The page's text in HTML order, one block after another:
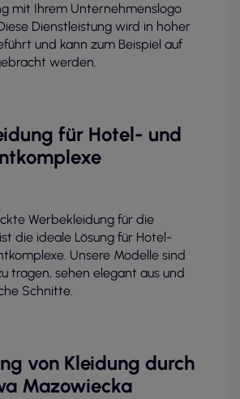
mit Ihrem Unternehmenslogo
Dienstleistung wird in hoher
und kann zum Beispiel auf
werden.
für Hotel- und
Werbekleidung für die
die ideale Lösung für Hotel-
Unsere Modelle sind
tragen, sehen elegant aus und
Schnitte.
von Kleidung durch
Mazowiecka